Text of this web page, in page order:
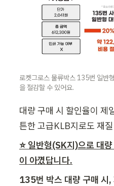
로켓그로스 물류박스 135번 일반
을 절감할 수 있어요.
대량 구매 시 할인율이 제
튼한 고급KLB지로도 재
⭐ 일반형(SK지)으로 대
이 아꼈답니다.
135번 박스 대량 구매 시